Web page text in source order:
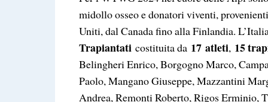
midollo osseo e donatori viventi,
Uniti, dal Canada fino alla Finlandia.
Trapiantati costituita da 17 atleti, 15
Belingheri Enrico, Borgogno Marco,
Paolo, Mangano Giuseppe, Mazzantini
Andrea, Remonti Roberto, Rigos Erminio,